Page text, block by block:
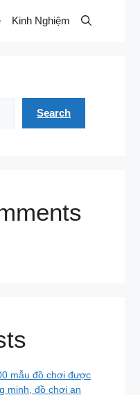
Kinh Nghiệm
Search
mẫu đồ chơi được
minh, đồ chơi an